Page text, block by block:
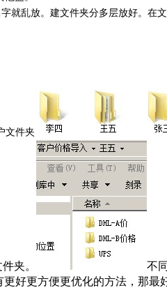
就乱放。建文件夹分多层放好。在
文件夹
夹。
不
好更方便更优化的方法，那最